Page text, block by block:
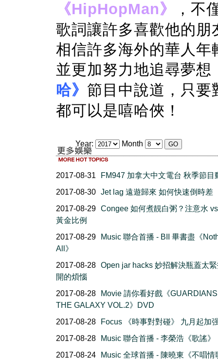
《HipHopMan》
，不
歌詞讓許多喜歡他的
相信許多海外的華人
並更加努力地追尋夢想
哈》 節目中說道，只
都可以是嘻哈俠！
Year: Month
2017-08-31
FM947 加拿大中文電台 秋季節目
2017-08-30 Jet lag 遠遊歸來 如何快速倒時差
2017-08-29 Congee 如何煮靚白粥？注意水
黃金比例
2017-08-29
Music 聯合首播 - BII 畢書盡《
All》
2017-08-28 Open jar hacks 妙招解決瓶蓋太
開的煩惱
2017-08-28
Movie 請你看好戲《
THE GALAXY VOL.2》DVD
2017-08-28
Focus 《時事對對碰》 九月起加
2017-08-28
Music 聯合首播 - 李榮浩《歌謠》
2017-08-24
Music 全球首播 - 陳曉東《不唱情